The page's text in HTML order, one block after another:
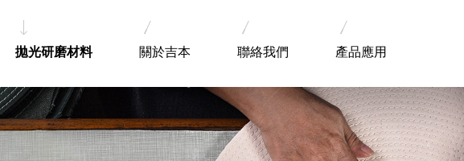
拋光研磨材料 關於吉本 聯絡我們 產品應用